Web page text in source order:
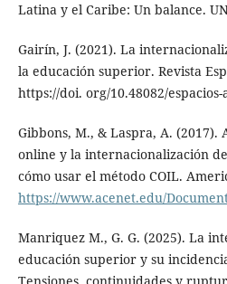
Latina y el Caribe: Un balance.
Gairín, J. (2021). La
la educación superior. Revista
https://doi. org/10.48082/espacios-
Gibbons, M., & Laspra, A.
online y la internacionalización
cómo usar el método COIL.
https://www.acenet.edu/
Manriquez M., G. G. (2025). La
educación superior y su